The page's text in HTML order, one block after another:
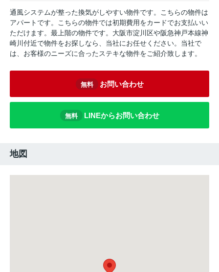
通風システムが整った換気がしやすい物件です。こちらの物件は
アパートです。こちらの物件では初期費用をカードでお支払いい
ただけます。最上階の物件です。大阪市淀川区や阪急神戸本線神
崎川付近で物件をお探しなら、当社にお任せください。当社で
は、お客様のニーズに合ったステキな物件をご紹介致します。
無料 お問い合わせ
無料 LINEからお問い合わせ
地図